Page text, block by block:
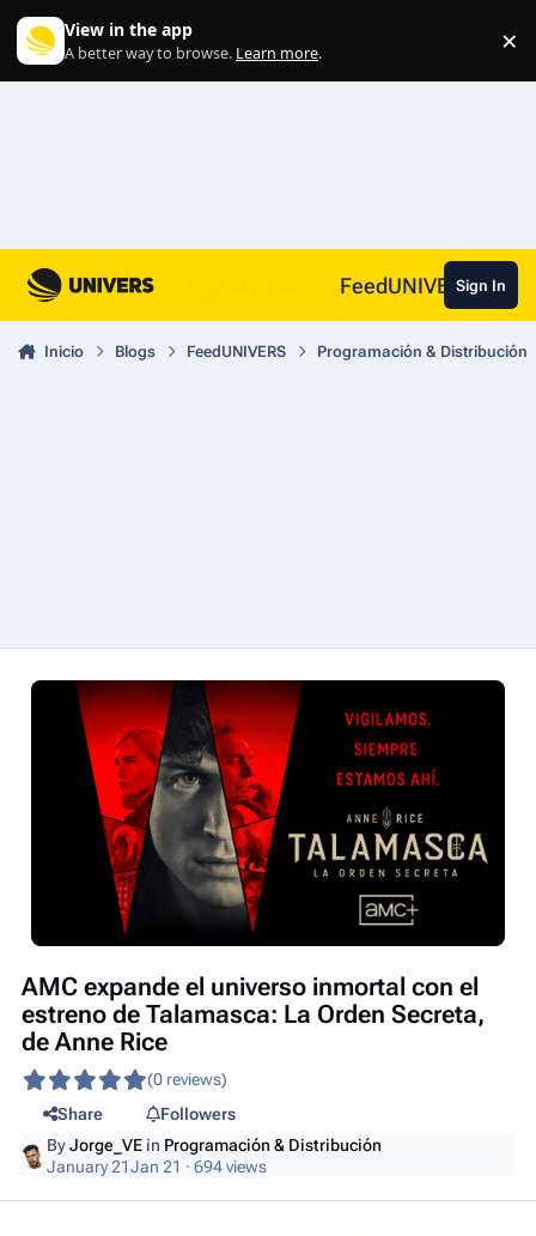
View in the app
A better way to browse. Learn more. ×
FeedUNIVERSSign In
Inicio Blogs FeedUNIVERS Programación & Distribución
AMC expande el universo inmortal con el
estreno de Talamasca: La Orden Secreta,
de Anne Rice
(0 reviews)
Share
Followers
ByJorge_VE in Programación & Distribución
January 21Jan 21 · 694 views